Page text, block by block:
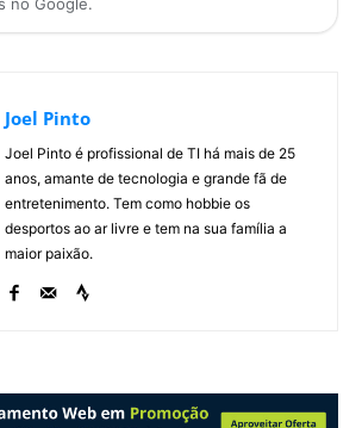
Joel Pinto
Joel Pinto é profissional de TI há mais de 25
anos, amante de tecnologia e grande fã de
entretenimento. Tem como hobbie os
desportos ao ar livre e tem na sua família a
maior paixão.